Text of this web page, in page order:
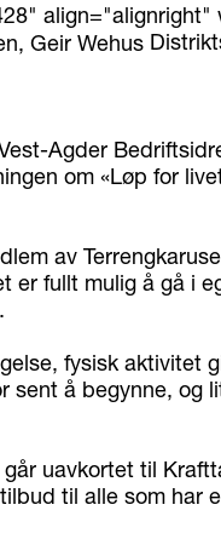
align="alignright"
Agder
om «Løp for
av
er fullt mulig å gå i
fysisk aktivitet
sent å begynne, og
uavkortet til
til alle som har